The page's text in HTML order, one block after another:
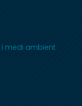
medi ambient